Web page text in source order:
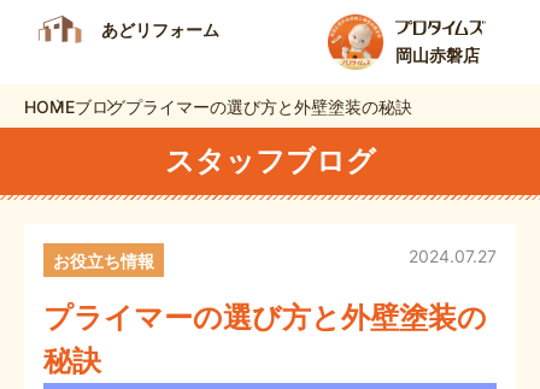
あどリフォーム
岡山赤磐店
HOMEブログプライマーの選び方と外壁塗装の秘訣
スタッフブログ
プライマーの選び方と外壁塗装の
秘訣
2024.07.27
お役立ち情報